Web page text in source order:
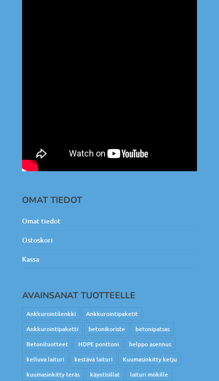
OMAT TIEDOT
Omat tiedot
Ostoskori
Kassa
AVAINSANAT TUOTTEELLE
Ankkurointilenkki
Ankkurointipaketit
Ankkurointipaketti
betonikoriste
betonipatsas
Betonituotteet
HDPE ponttoni
helppo asennus
kelluva laituri
kestävä laituri
Kuumasinkitty ketju
kuumasinkitty teräs
käyntisillat
laituri mökille